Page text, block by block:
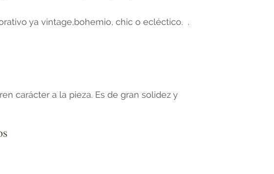
ya vintage,bohemio, chic o ecléctico. .
carácter a la pieza. Es de gran solidez y